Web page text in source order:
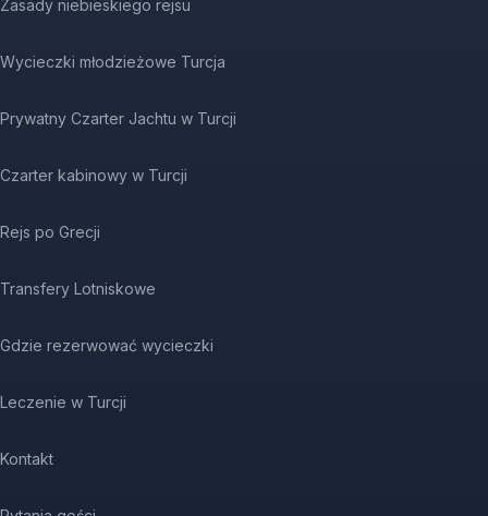
Zasady niebieskiego rejsu
Wycieczki młodzieżowe Turcja
Prywatny Czarter Jachtu w Turcji
Czarter kabinowy w Turcji
Rejs po Grecji
Transfery Lotniskowe
Gdzie rezerwować wycieczki
Leczenie w Turcji
Kontakt